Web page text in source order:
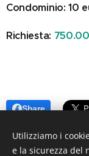
Condominio: 10
Richiesta: 750.00
Share
Utilizziamo i
e la sicurezza del